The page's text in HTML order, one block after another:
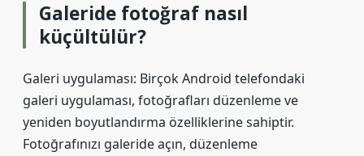
Galeride fotoğraf nasıl
küçültülür?
Galeri uygulaması: Birçok Android telefondaki
galeri uygulaması, fotoğrafları düzenleme ve
yeniden boyutlandırma özelliklerine sahiptir.
Fotoğrafınızı galeride açın, düzenleme